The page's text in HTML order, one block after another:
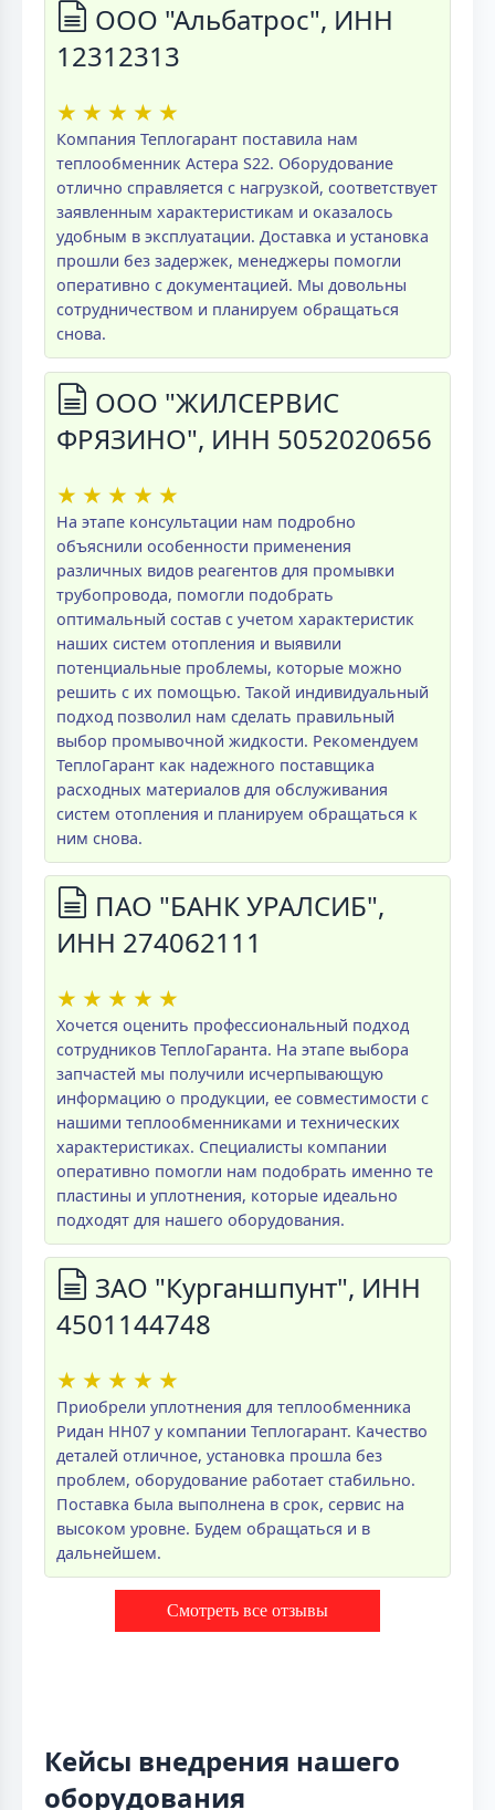
ООО "Альбатрос", ИНН
12312313
★ ★ ★ ★ ★
Компания Теплогарант поставила нам
теплообменник Астера S22. Оборудование
отлично справляется с нагрузкой, соответствует
заявленным характеристикам и оказалось
удобным в эксплуатации. Доставка и установка
прошли без задержек, менеджеры помогли
оперативно с документацией. Мы довольны
сотрудничеством и планируем обращаться
снова.
ООО "ЖИЛСЕРВИС
ФРЯЗИНО", ИНН 5052020656
★ ★ ★ ★ ★
На этапе консультации нам подробно
объяснили особенности применения
различных видов реагентов для промывки
трубопровода, помогли подобрать
оптимальный состав с учетом характеристик
наших систем отопления и выявили
потенциальные проблемы, которые можно
решить с их помощью. Такой индивидуальный
подход позволил нам сделать правильный
выбор промывочной жидкости. Рекомендуем
ТеплоГарант как надежного поставщика
расходных материалов для обслуживания
систем отопления и планируем обращаться к
ним снова.
ПАО "БАНК УРАЛСИБ",
ИНН 274062111
★ ★ ★ ★ ★
Хочется оценить профессиональный подход
сотрудников ТеплоГаранта. На этапе выбора
запчастей мы получили исчерпывающую
информацию о продукции, ее совместимости с
нашими теплообменниками и технических
характеристиках. Специалисты компании
оперативно помогли нам подобрать именно те
пластины и уплотнения, которые идеально
подходят для нашего оборудования.
ЗАО "Курганшпунт", ИНН
4501144748
★ ★ ★ ★ ★
Приобрели уплотнения для теплообменника
Ридан НН07 у компании Теплогарант. Качество
деталей отличное, установка прошла без
проблем, оборудование работает стабильно.
Поставка была выполнена в срок, сервис на
высоком уровне. Будем обращаться и в
дальнейшем.
Смотреть все отзывы
Кейсы внедрения нашего
оборудования